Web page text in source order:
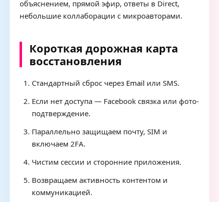
объяснением, прямой эфир, ответы в Direct,
небольшие коллаборации с микроавторами.
Короткая дорожная карта
восстановления
Стандартный сброс через Email или SMS.
Если нет доступа — Facebook связка или фото-
подтверждение.
Параллельно защищаем почту, SIM и
включаем 2FA.
Чистим сессии и сторонние приложения.
Возвращаем активность контентом и
коммуникацией.